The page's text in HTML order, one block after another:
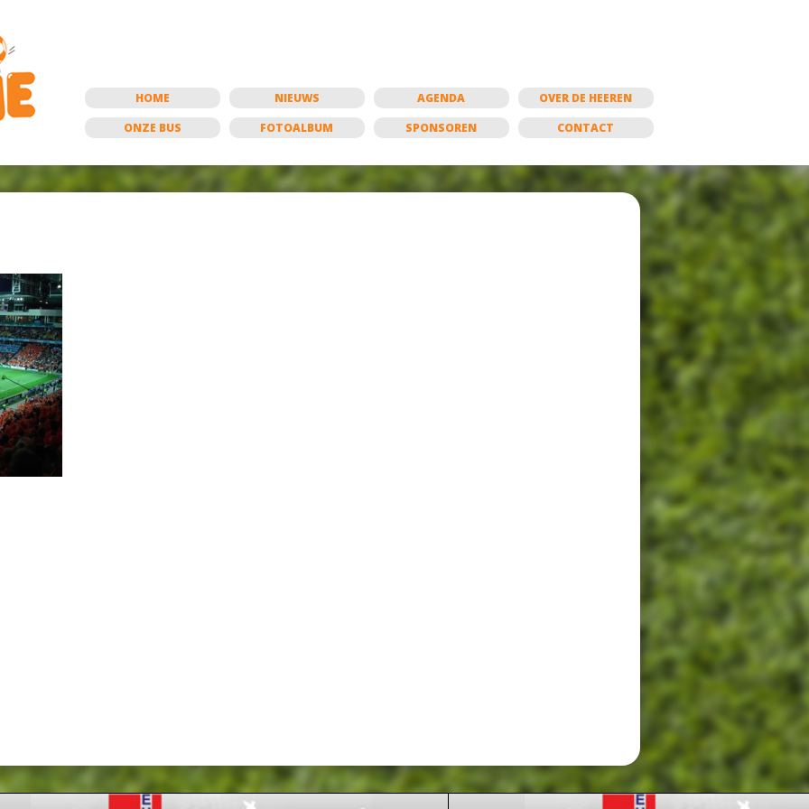
HOME NIEUWS AGENDA
OVER DE HEEREN
ONZE BUS
FOTOALBUM SPONSOREN CONTACT